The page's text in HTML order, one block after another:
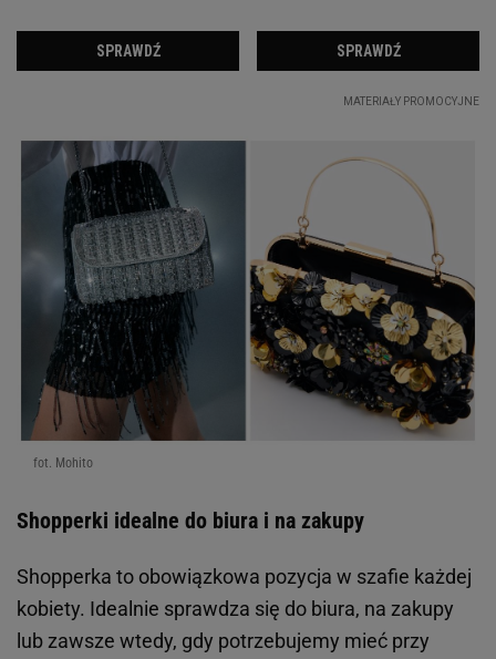
fot. Mohito
Shopperki idealne do biura i na zakupy
Shopperka to obowiązkowa pozycja w szafie każdej
kobiety. Idealnie sprawdza się do biura, na zakupy
lub zawsze wtedy, gdy potrzebujemy mieć przy